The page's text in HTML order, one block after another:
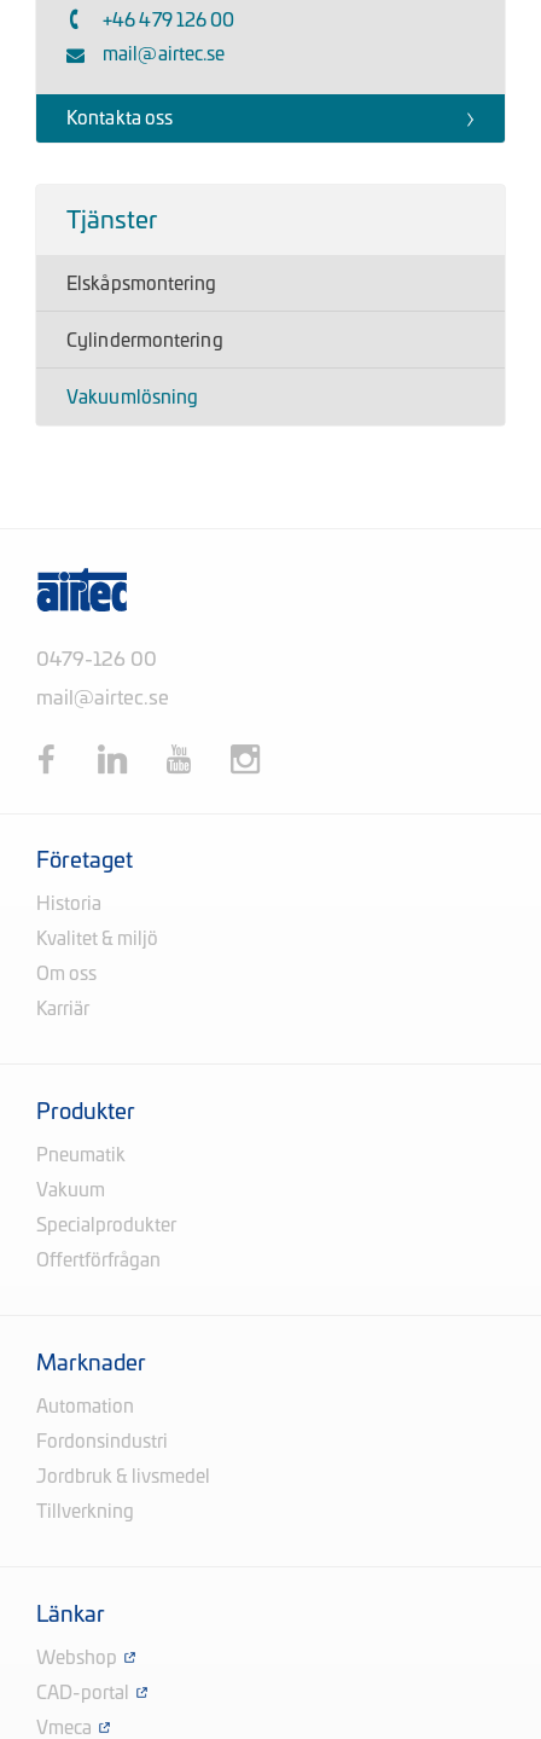
+46 479 126 00
mail@airtec.se
Kontakta oss
Tjänster
Elskåpsmontering
Cylindermontering
Vakuumlösning
0479-126 00
mail@airtec.se
Företaget
Historia
Kvalitet & miljö
Om oss
Karriär
Produkter
Pneumatik
Vakuum
Specialprodukter
Offertförfrågan
Marknader
Automation
Fordonsindustri
Jordbruk & livsmedel
Tillverkning
Länkar
Webshop
CAD-portal
Vmeca